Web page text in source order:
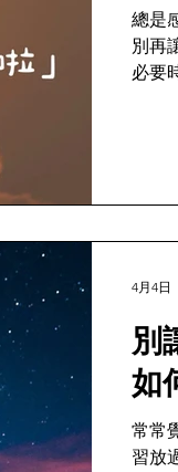
總是
別再
必要
別
如
常常
習放
4月4日